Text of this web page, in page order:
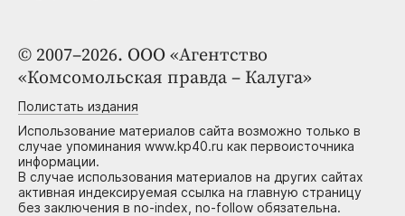
© 2007–2026. ООО «Агентство
«Комсомольская правда – Калуга»
Полистать издания
Использование материалов сайта возможно только в
случае упоминания www.kp40.ru как первоисточника
информации.
В случае использования материалов на других сайтах
активная индексируемая ссылка на главную страницу
без заключения в no-index, no-follow обязательна.